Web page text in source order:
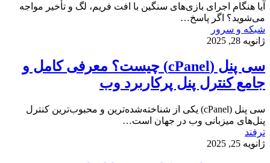
آیا هنگام اجرای بازی‌های سنگین با افت فریم، لگ و تأخیر مواجه
می‌شوید؟ اگر پاسخ…
شبکه و سرور
ژانویه 28, 2025
سی پنل (cPanel) چیست؟ معرفی کامل و
جامع کنترل پنل پرکاربرد وب
سی پنل (cPanel) یکی از شناخته‌شده‌ترین و محبوب‌ترین کنترل
پنل‌های میزبانی وب در جهان است…
ترفند
ژانویه 25, 2025